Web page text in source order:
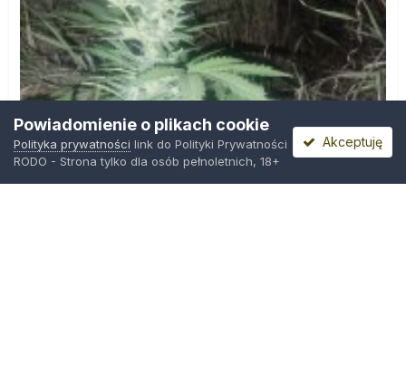
Powiadomienie o plikach cookie
Polityka prywatności link do Polityki Prywatności
RODO - Strona tylko dla osób pełnoletnich, 18+
Akceptuję